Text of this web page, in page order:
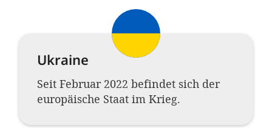
Ukraine
Seit Februar 2022 befindet sich der
europäische Staat im Krieg.